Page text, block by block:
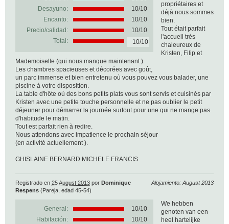
Desayuno:
10/10
Encanto:
10/10
Precio/calidad:
10/10
Total:
10/10
propriétaires et
déjà nous sommes
bien.
Tout était parfait
l'accueil très
chaleureux de
Kristen, Filip et
Mademoiselle (qui nous manque maintenant )
Les chambres spacieuses et décorées avec goût,
un parc immense et bien entretenu où vous pouvez vous balader, une
piscine à votre disposition.
La table d'hôte où des bons petits plats vous sont servis et cuisinés par
Kristen avec une petite touche personnelle et ne pas oublier le petit
déjeuner pour démarrer la journée surtout pour une qui ne mange pas
d'habitude le matin.
Tout est parfait rien à redire.
Nous attendons avec impatience le prochain séjour
(en activité actuellement ).
GHISLAINE BERNARD MICHELE FRANCIS
Alojamiento: August 2013
Registrado en 25 August 2013 por Dominique
Respens (Pareja, edad 45-54)
General: 10/10
Habitación:
10/10
We hebben
genoten van een
heel hartelijke